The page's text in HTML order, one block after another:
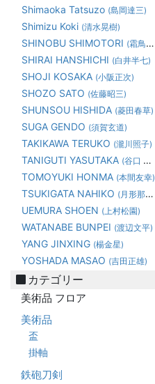
Shimaoka Tatsuzo (島岡達三)
Shimizu Koki (清水晃樹)
SHINOBU SHIMOTORI (霜鳥 忍)
SHIRAI HANSHICHI (白井半七)
SHOJI KOSAKA (小阪正次)
SHOZO SATO (佐藤昭三)
SHUNSOU HISHIDA (菱田春草)
SUGA GENDO (須賀玄道)
TAKIKAWA TERUKO (瀧川照子)
TANIGUTI YASUTAKA (谷口 康隆)
TOMOYUKI HONMA (本間友幸)
TSUKIGATA NAHIKO (月形那比古)
UEMURA SHOEN (上村松園)
WATANABE BUNPEI (渡辺文平)
YANG JINXING (楊金星)
YOSHADA MASAO (吉田正雄)
カテゴリー
美術品 フロア
美術品
盃
掛軸
鉄砲刀剣